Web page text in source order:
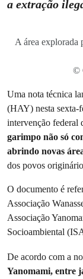
a extração
A área explorada
©
Uma nota técnica
(HAY) nesta sexta-
intervenção federal
garimpo não só
abrindo novas
dos povos
O documento é
Associação
Associação
Socioambiental
De acordo com a
Yanomami, entre